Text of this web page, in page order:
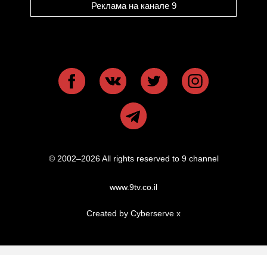
Реклама на канале 9
© 2002–2026 All rights reserved to 9 channel
www.9tv.co.il
Created by Cyberserve x